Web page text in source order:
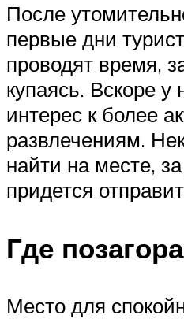
После
первые дни
проводят время,
купаясь. Вскоре у
интерес к более
развлечениям.
найти на месте,
придется
Где
Место для